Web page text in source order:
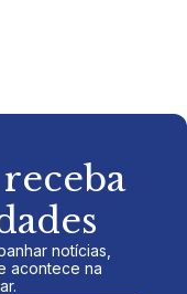
notícias,
acontece na